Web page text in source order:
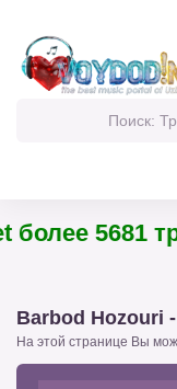
5681
Barbod Hozouri
На этой странице Вы